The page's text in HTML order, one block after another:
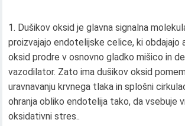
Dušikov oksid je glavna signalna
proizvajajo endotelijske celice, ki obdajajo
oksid prodre v osnovno gladko mišico in
vazodilator. Zato ima dušikov oksid
uravnavanju krvnega tlaka in splošni
ohranja obliko endotelija tako, da vsebuje
oksidativni stres..